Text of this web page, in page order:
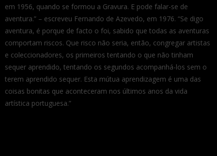
em 1956, quando se formou a Gravura. E pode falar-se de
aventura.” – escreveu Fernando de Azevedo, em 1976. “Se digo
aventura, é porque de facto o foi, sabido que todas as aventuras
comportam riscos. Que risco não seria, então, congregar artistas
e coleccionadores, os primeiros tentando o que não tinham
sequer aprendido, tentando os segundos acompanhá-los sem o
terem aprendido sequer. Esta mútua aprendizagem é uma das
coisas bonitas que aconteceram nos últimos anos da vida
artística portuguesa.”